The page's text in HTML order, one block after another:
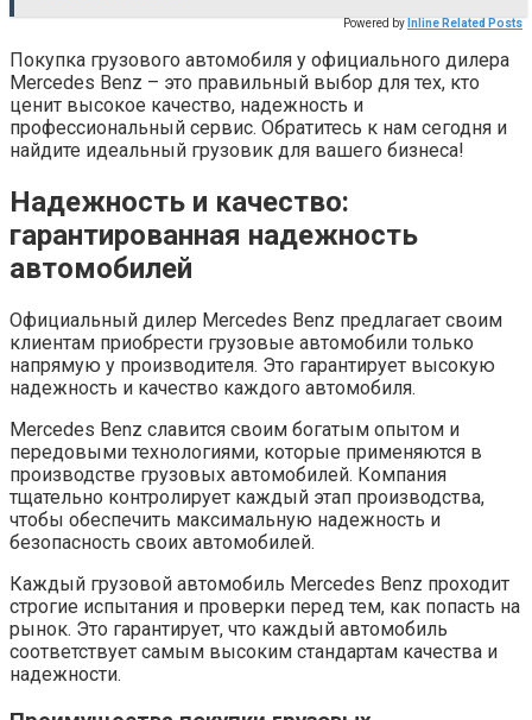
Powered by Inline Related Posts
Покупка грузового автомобиля у официального дилера
Mercedes Benz – это правильный выбор для тех, кто
ценит высокое качество, надежность и
профессиональный сервис. Обратитесь к нам сегодня и
найдите идеальный грузовик для вашего бизнеса!
Надежность и качество:
гарантированная надежность
автомобилей
Официальный дилер Mercedes Benz предлагает своим
клиентам приобрести грузовые автомобили только
напрямую у производителя. Это гарантирует высокую
надежность и качество каждого автомобиля.
Mercedes Benz славится своим богатым опытом и
передовыми технологиями, которые применяются в
производстве грузовых автомобилей. Компания
тщательно контролирует каждый этап производства,
чтобы обеспечить максимальную надежность и
безопасность своих автомобилей.
Каждый грузовой автомобиль Mercedes Benz проходит
строгие испытания и проверки перед тем, как попасть на
рынок. Это гарантирует, что каждый автомобиль
соответствует самым высоким стандартам качества и
надежности.